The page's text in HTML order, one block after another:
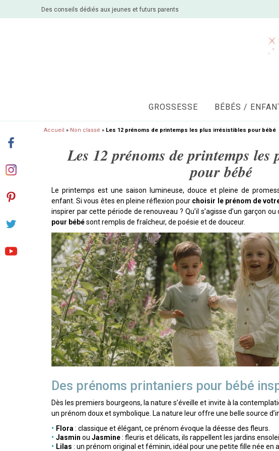
Des conseils dédiés aux jeunes et futurs parents
GROSSESSE BÉBÉS /
Accueil » Non classé » Les 12 prénoms de printemps les plus irrésistibles pour bébé
Les 12 prénoms de printemps les
pour bébé
Le printemps est une saison lumineuse, douce et pleine de
enfant. Si vous êtes en pleine réflexion pour choisir le prénom de
inspirer par cette période de renouveau ? Qu’il s’agisse d’un garçon ou
pour bébésont remplis de fraîcheur, de poésie et de douceur.
Des prénoms printaniers pour bébé
Dès les premiers bourgeons, la nature s’éveille et invite à la
un prénom doux et symbolique. La nature leur offre une belle source
Flora: classique et élégant, ce prénom évoque la déesse des fleurs.
Jasmin ou Jasmine: fleuris et délicats, ils rappellent les jardins
Lilas : un prénom original et féminin, idéal pour une petite fille née en